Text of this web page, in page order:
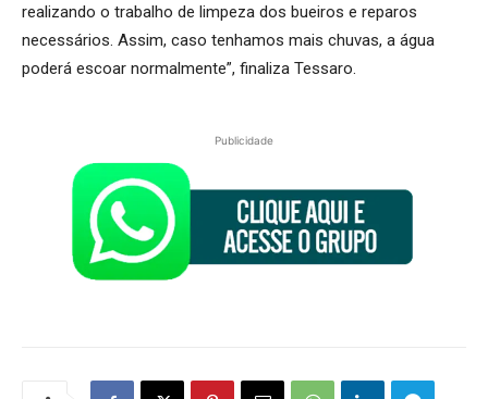
realizando o trabalho de limpeza dos bueiros e reparos
necessários. Assim, caso tenhamos mais chuvas, a água
poderá escoar normalmente”, finaliza Tessaro.
Publicidade